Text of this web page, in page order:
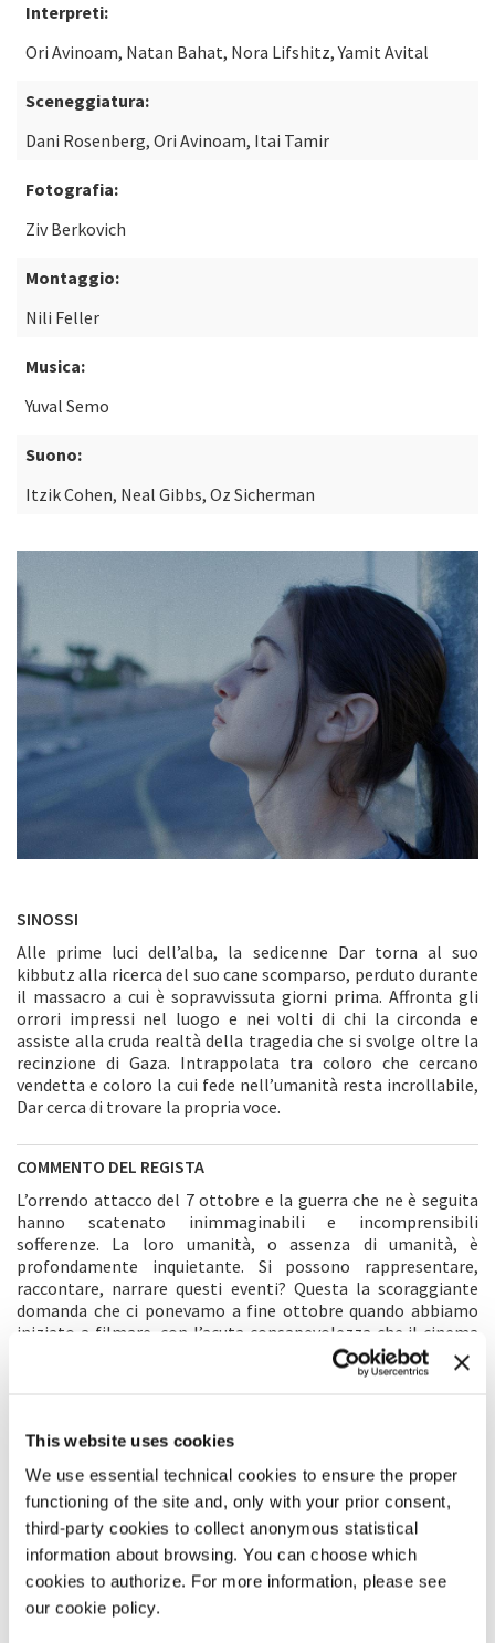
This website uses cookies
We use essential technical cookies to ensure the proper
functioning of the site and, only with your prior consent,
third-party cookies to collect anonymous statistical
information about browsing. You can choose which
cookies to authorize. For more information, please see
our cookie policy.
Interpreti:
Ori Avinoam, Natan Bahat, Nora Lifshitz, Yamit Avital
Sceneggiatura:
Dani Rosenberg, Ori Avinoam, Itai Tamir
Fotografia:
Ziv Berkovich
Montaggio:
Nili Feller
Musica:
Yuval Semo
Suono:
Itzik Cohen, Neal Gibbs, Oz Sicherman
SINOSSI
Alle prime luci dell’alba, la sedicenne Dar torna al suo
kibbutz alla ricerca del suo cane scomparso, perduto durante
il massacro a cui è sopravvissuta giorni prima. Affronta gli
orrori impressi nel luogo e nei volti di chi la circonda e
assiste alla cruda realtà della tragedia che si svolge oltre la
recinzione di Gaza. Intrappolata tra coloro che cercano
vendetta e coloro la cui fede nell’umanità resta incrollabile,
Dar cerca di trovare la propria voce.
COMMENTO DEL REGISTA
L’orrendo attacco del 7 ottobre e la guerra che ne è seguita
hanno scatenato inimmaginabili e incomprensibili
sofferenze. La loro umanità, o assenza di umanità, è
profondamente inquietante. Si possono rappresentare,
raccontare, narrare questi eventi? Questa la scoraggiante
domanda che ci ponevamo a fine ottobre quando abbiamo
iniziato a filmare, con l’acuta consapevolezza che il cinema
era andato a sbattere contro il muro della
realtà. L’affermazione di Theodor Adorno – che scrivere una
giorni di questo terribile, implacabile conflitto. Con il
passare del tempo, con quelle immagini ormai entrate nella
nostra coscienza collettiva, mi sono sentito in dovere di
portare testimonianza della realtà in prima persona. Ho
cercato di aprire una finestra su queste esperienze e di
provare a raccontare una storia su coloro che sono rimasti
intrappolati in questo implacabile ciclo di spargimento di
sangue. Abbiamo iniziato le riprese nel kibbutz Nir Oz, una
comunità devastata dall’uccisione e dal rapimento di oltre un